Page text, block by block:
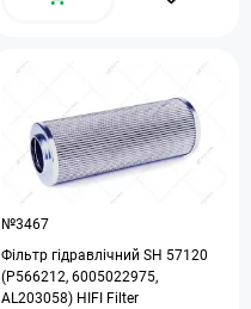
№3467
Фільтр гідравлічний SH 57120
(P566212, 6005022975,
AL203058) HIFI Filter